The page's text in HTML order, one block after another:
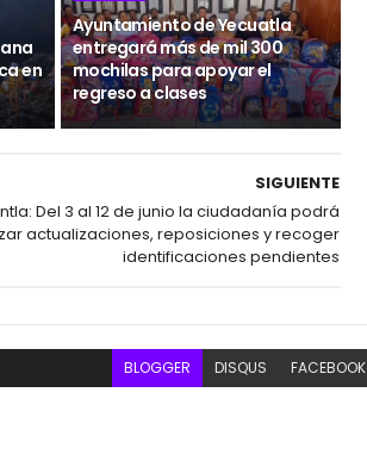
en
Ayuntamiento de Yecuatla
entregará más de mil 300
mochilas para apoyar el
regreso a clases
SIGUIENTE
Del 3 al 12 de junio la ciudadanía podrá
actualizaciones, reposiciones y recoger
identificaciones pendientes
BLOGGER DISQUS FACEBOOK